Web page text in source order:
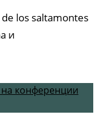
los saltamontes
и